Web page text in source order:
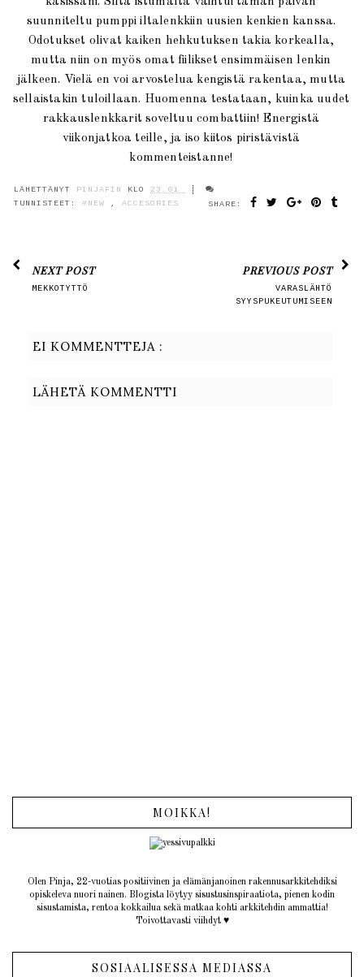
suunniteltu pumppi iltalenkkiin uusien kenkien kanssa.
Odotukset olivat kaiken hehkutuksen takia korkealla,
mutta niin on myös omat fiilikset ensimmäisen lenkin
jälkeen. Vielä en voi arvostelua kengistä rakentaa, mutta
sellaistakin tuloillaan. Huomenna testataan, kuinka uudet
rakkauslenkkarit soveltuu combattiin! Energistä
viikonjatkoa teille, ja iso kiitos piristävistä
kommenteistanne!
LÄHETTÄNYT PINJAFIN KLO 23.01
SHARE:
TUNNISTEET: #NEW , ACCESORIES
NEXT POST
MEKKOTYTTÖ
PREVIOUS POST
VARASLÄHTÖ
SYYSPUKEUTUMISEEN
EI KOMMENTTEJA :
LÄHETÄ KOMMENTTI
MOIKKA!
Olen Pinja, 22-vuotias positiivinen ja elämänjanoinen rakennusarkkitehdiksi
opiskeleva nuori nainen. Blogista löytyy sisustusinspiraatiota, pienen kodin
sisustamista, rentoa kokkailua sekä matkaa kohti arkkitehdin ammattia!
Toivottavasti viihdyt ♥︎
SOSIAALISESSA MEDIASSA